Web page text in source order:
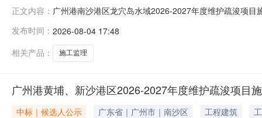
正文内容： 广州港南沙港区龙穴岛水域2026-2027年度维护疏浚项
目名称广州港股份有限公司南沙粮食通用码头分公司
发布时间： 2026-08-04 17:48
相关产品：
施工监理
广州港黄埔、新沙港区2026-2027年度维护疏浚项目
中标｜候选人公示 广东省｜广州市｜南沙区 工程建筑